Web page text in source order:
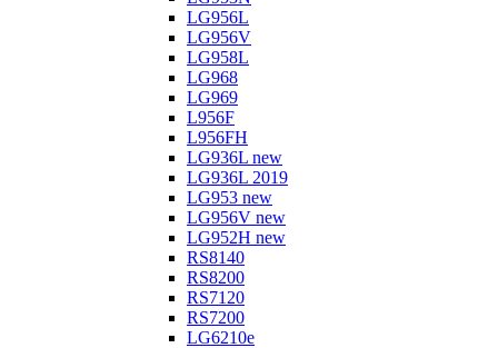
LG956L
LG956V
LG958L
LG968
LG969
L956F
L956FH
LG936L new
LG936L 2019
LG953 new
LG956V new
LG952H new
RS8140
RS8200
RS7120
RS7200
LG6210e